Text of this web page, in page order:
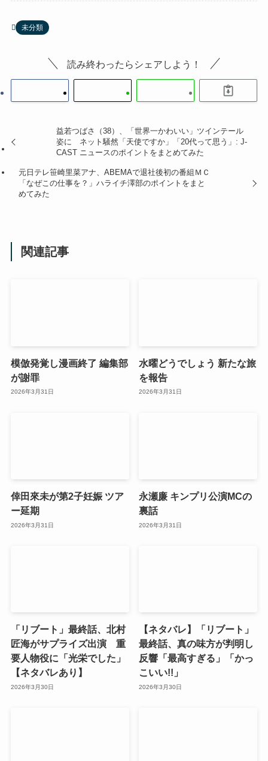
未分類
読み終わったらシェアしよう！
益若つばさ（38）、「世界一かわいい」ツインテール
姿に ネット騒然「天使ですか」「20代って思う」: J-
CAST ニュースのポイントをまとめてみた
元日テレ笹崎里菜アナ、ABEMAで退社後初の番組ＭＣ
「なぜこの仕事を？」ハライチ澤部のポイントをまと
めてみた
関連記事
模倣発覚し漫画終了 編集部
が謝罪
2026年3月31日
水曜どうでしょう 新たな旅
を報告
2026年3月31日
倖田來未が第2子妊娠 ツア
ー延期
2026年3月31日
永瀬廉 キンプリ公演MCの
裏話
2026年3月31日
「リブート」最終話、北村
匠海がサプライズ出演 重
要人物役に「光栄でした」
【ネタバレあり】
2026年3月30日
【ネタバレ】「リブート」
最終話、真の味方が判明し
反響「最高すぎる」「かっ
こいい!!」
2026年3月30日